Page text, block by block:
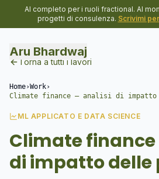
Al completo per i ruoli fractional. Al
progetti di consulenza. Scrivimi
Aru Bhardwaj
Torna a tutti i lavori
Home›Work›
Climate finance — analisi di
ML APPLICATO E DATA SCIENCE
Climate
di impatto delle